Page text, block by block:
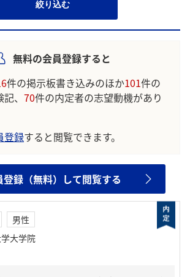
絞り込む
無料の会員登録すると
件の掲示板書き込みのほか101件の
、 70件の内定者の志望動機があり
登録すると閲覧できます。
登録（無料）して閲覧する
男性
大学院